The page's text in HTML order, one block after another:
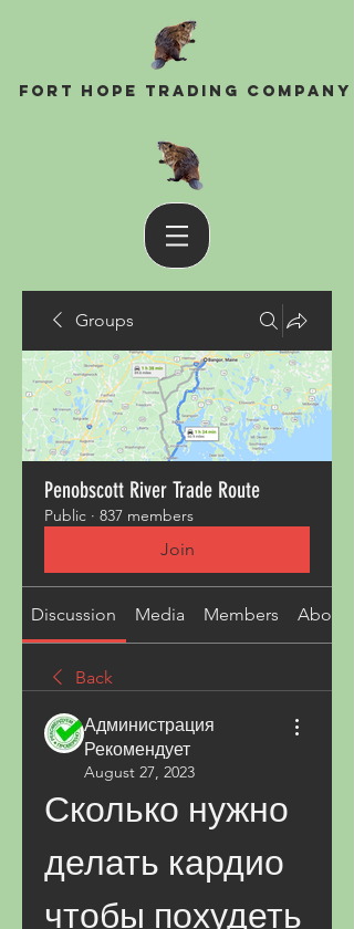
Fort Hope Trading Company
Groups
Penobscott River Trade Route
Public · 837 members
Join
Discussion Media Members About
Back
Администрация
Рекомендует
August 27, 2023
Сколько нужно
делать кардио
чтобы похудеть